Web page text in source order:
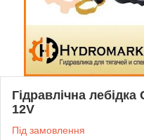
Гідравлічна
12V
Під замовлення